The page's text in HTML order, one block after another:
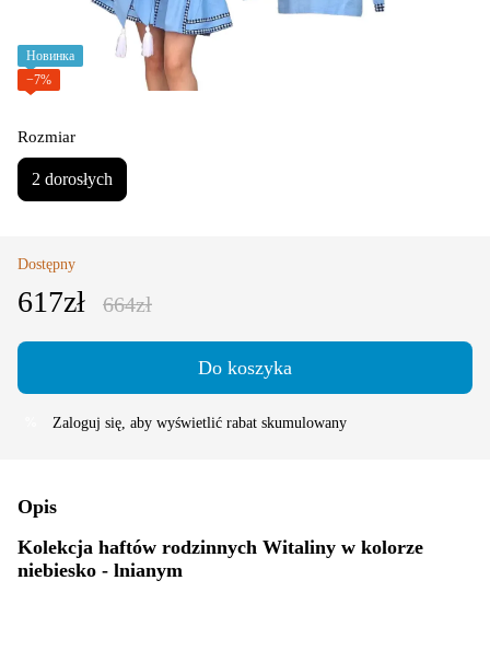
Новинка
−7%
Rozmiar
2 dorosłych
Dostępny
617zł 664zł
Do koszyka
Zaloguj się , aby wyświetlić rabat skumulowany
Opis
Kolekcja haftów rodzinnych Witaliny w kolorze
niebiesko - lnianym